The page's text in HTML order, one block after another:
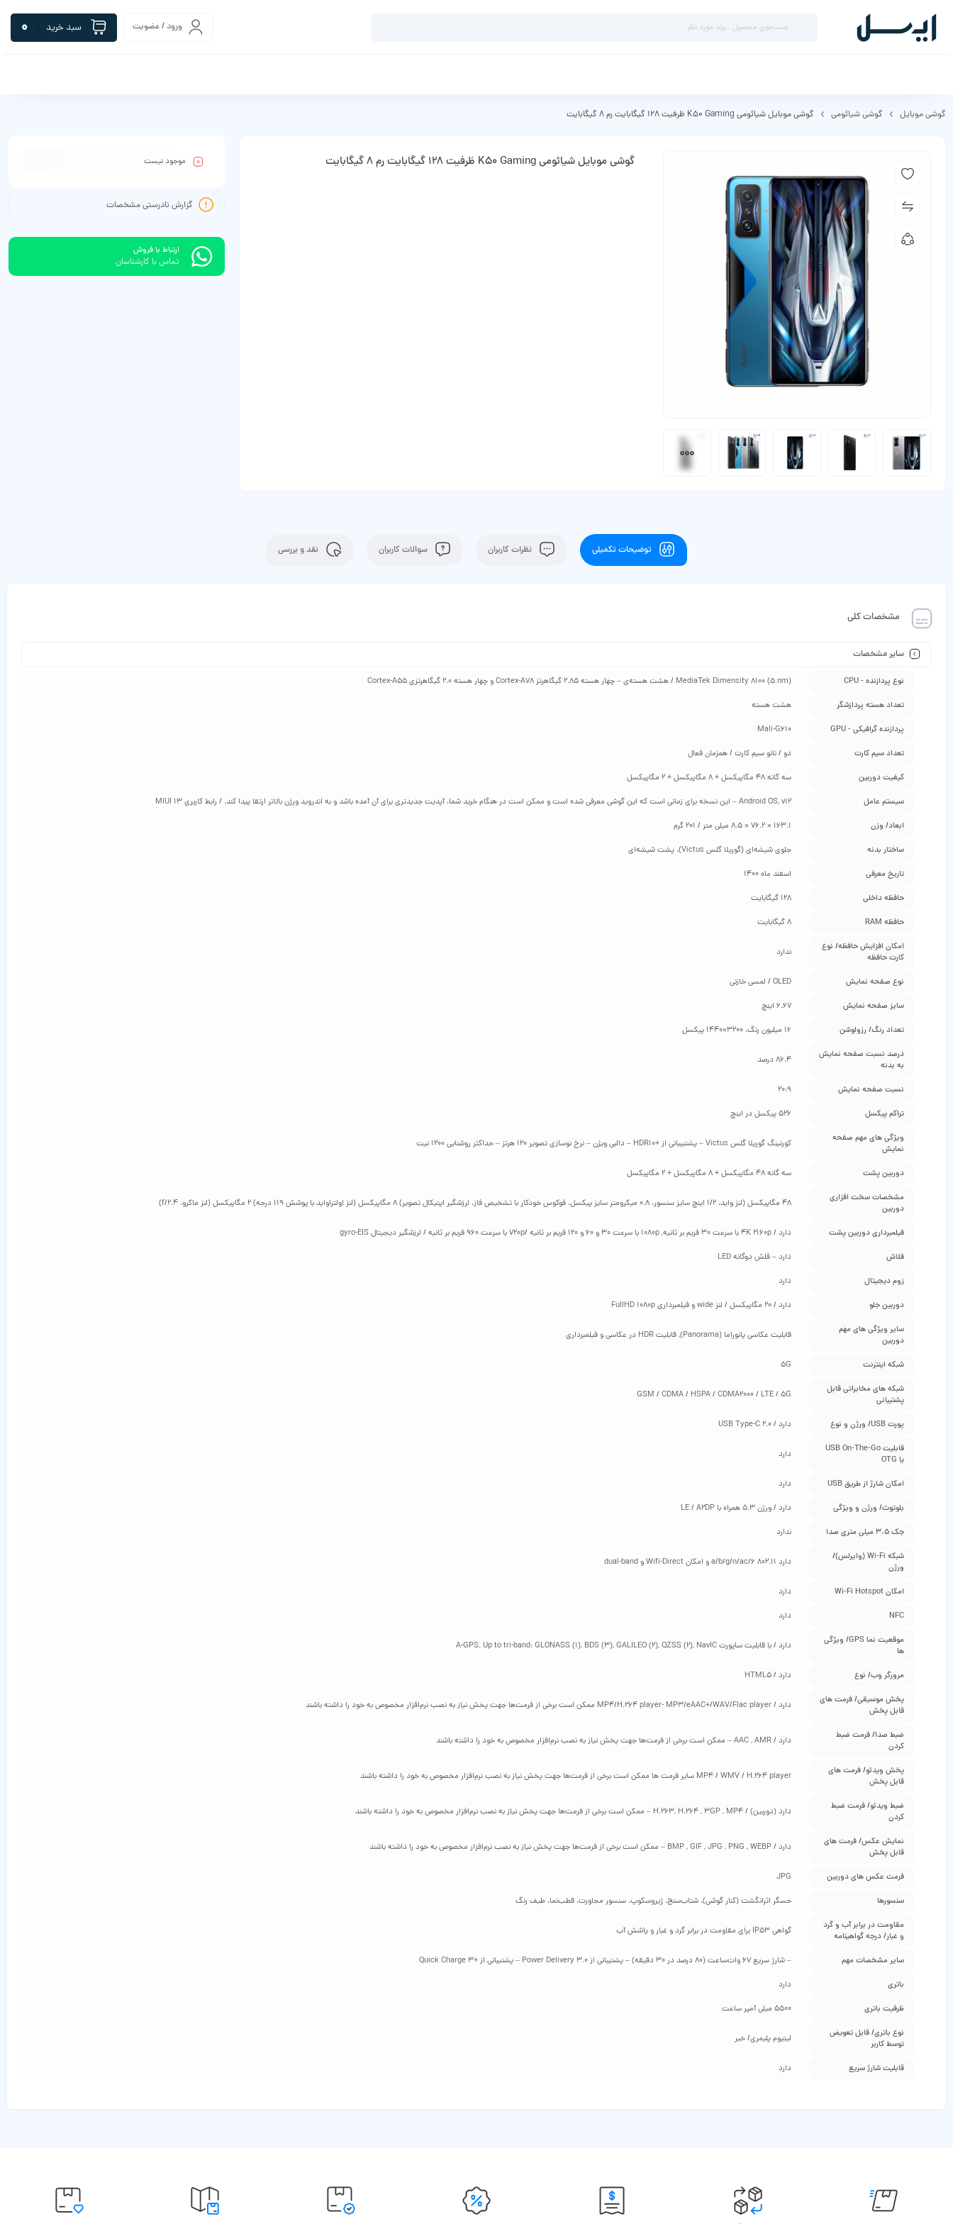
ورود / عضویت سبد خرید 0
گوشی موبایل گوشی شیائومی گوشی موبایل شیائومی K50 Gaming ظرفیت 128 گیگابایت رم 8 گیگابایت
گوشی موبایل شیائومی K50 Gaming ظرفیت 128 گیگابایت رم 8 گیگابایت موجود نیست
گزارش نادرستی مشخصات
ارتباط با فروش
تماس با کارشناسان
توضیحات تکمیلی نظرات کاربران سوالات کاربران نقد و بررسی
مشخصات کلی
سایر مشخصات
نوع پردازنده - CPU MediaTek Dimensity 8100 (5 nm) / هشت هسته‌ی – چهار هسته 2.85 گیگاهرتز Cortex-A78 و چهار هسته 2.0 گیگاهرتزی Cortex-A55
تعداد هسته پردازشگر هشت هسته
پردازنده گرافیکی - GPU Mali-G610
تعداد سیم کارت دو / نانو سیم کارت / همزمان فعال
کیفیت دوربین سه گانه 48 مگاپیکسل + 8 مگاپیکسل + 2 مگاپیکسل
سیستم عامل Android OS, v12 – این نسخه برای زمانی است که این گوشی معرفی شده است و ممکن است در هنگام خرید شما، آپدیت جدیدتری برای آن آمده باشد و به اندروید ورژن بالاتر ارتقا پیدا کند. / رابط کاربری MIUI 13
ابعاد/ وزن 163.1 × 76.2 × 8.5 میلی متر / 201 گرم
ساختار بدنه جلوی شیشه‌ای (گوریلا گلس Victus)، پشت شیشه‌ای
تاریخ معرفی اسفند ماه 1400
حافظه داخلی 128 گیگابایت
حافظه RAM 8 گیگابایت
امکان افزایش حافظه/ نوع
کارت حافظه
ندارد
نوع صفحه نمایش OLED / لمسی خازنی
سایز صفحه نمایش 6.67 اینچ
تعداد رنگ/ رزولوشن 16 میلیون رنگ، 3200×1440 پیکسل
درصد نسبت صفحه نمایش
به بدنه
86.4 درصد
نسبت صفحه نمایش 20:9
تراکم پیکسل 526 پیکسل در اینچ
ویژگی‌ های مهم صفحه
نمایش
کورنینگ گوریلا گلس Victus – پشتیببانی از +HDR10 – دالبی ویژن – نرخ نوسازی تصویر 120 هرتز – حداکثر روشنایی 1200 نیت
دوربین پشت سه گانه 48 مگاپیکسل + 8 مگاپیکسل + 2 مگاپیکسل
مشخصات سخت‌ افزاری
دوربین
48 مگاپیکسل (لنز واید، 1/2 اینچ سایز سنسور، 0.8 میکرومتر سایز پیکسل، فوکوس خودکار با تشخیص فاز، لرزشگیر اپتیکال تصویر) 8 مگاپیکسل (لنز اولتراواید با پوشش 119 درجه) 2 مگاپیکسل (لنز ماکرو، f/2.4)
فیلمبرداری دوربین پشت دارد / 4K 2160p با سرعت 30 فریم بر ثانیه, 1080p با سرعت 30 و 60 و 120 فریم بر ثانیه /720p با سرعت 960 فریم بر ثانیه / لرزشگیر دیجیتال gyro-EIS
فلاش دارد – فلش دوگانه LED
زوم دیجیتال دارد
دوربین جلو دارد / 20 مگاپیکسل / لنز wide و فیلمبرداری FullHD 1080p
سایر ویژگی‌ های مهم
دوربین
قابلیت عکاسی پانوراما (Panorama), قابلیت HDR در عکاسی و فیلمبرداری
شبکه اینترنت 5G
شبکه‌ های مخابراتی قابل
پشتیبانی
GSM / CDMA / HSPA / CDMA2000 / LTE / 5G
پورت USB/ ورژن و نوع دارد / USB Type-C 2.0
قابلیت USB On-The-Go
یا OTG
دارد
امکان شارژ از طریق USB دارد
بلوتوث/ ورژن و ویژگی دارد / ورژن 5.3 همراه با LE / A2DP
جک 3.5 میلی متری صدا ندارد
شبکه Wi-Fi (وایرلس)/
ورژن
دارد 802.11 6/a/b/g/n/ac و امکان Wifi-Direct و dual-band
امکان Wi-Fi Hotspot دارد
NFC دارد
موقعیت‌ نما GPS/ ویژگی‌
ها
دارد / با قابلیت ساپورت A-GPS. Up to tri-band: GLONASS (1), BDS (3), GALILEO (2), QZSS (2), NavIC
مرورگر وب/ نوع دارد / HTML5
پخش موسیقی/ فرمت‌ های
قابل پخش
دارد / MP4/H.264 player- MP3/eAAC+/WAV/Flac player ممکن است برخی از فرمت‌ها جهت پخش نیاز به نصب نرم‌افزار مخصوص به خود را داشته باشند
ضبط صدا/ فرمت ضبط
کردن
دارد / AAC , AMR – ممکن است برخی از فرمت‌ها جهت پخش نیاز به نصب نرم‌افزار مخصوص به خود را داشته باشند
پخش ویدئو/ فرمت‌ های
قابل پخش
MP4 / WMV / H.264 player سایر فرمت ها ممکن است برخی از فرمت‌ها جهت پخش نیاز به نصب نرم‌افزار مخصوص به خود را داشته باشند
ضبط ویدئو/ فرمت ضبط
کردن
دارد (دوربین) / H.263, H.264 , 3GP , MP4 – ممکن است برخی از فرمت‌ها جهت پخش نیاز به نصب نرم‌افزار مخصوص به خود را داشته باشند
نمایش عکس/ فرمت‌ های
قابل پخش
دارد / BMP , GIF , JPG , PNG , WEBP – ممکن است برخی از فرمت‌ها جهت پخش نیاز به نصب نرم‌افزار مخصوص به خود را داشته باشند
فرمت عکس‌ های دوربین JPG
سنسورها حسگر اثرانگشت (کنار گوشی)، شتاب‌سنج، ژیروسکوپ، سنسور مجاورت، قطب‌نما، طیف رنگ
مقاومت در برابر آب و گرد
و غبار/ درجه گواهینامه
گواهی IP53 برای مقاومت در برابر گرد و غبار و پاشش آب
سایر مشخصات مهم – شارژ سریع 67 وات‌ساعت (80 درصد در 30 دقیقه) – پشتیبانی از Power Delivery 3.0 – پشتیبانی از +Quick Charge 3
باتری دارد
ظرفیت باتری 5500 میلی آمپر ساعت
نوع باتری/ قابل تعویض
توسط کاربر
لیتیوم پلیمری/ خیر
قابلیت شارژ سریع دارد